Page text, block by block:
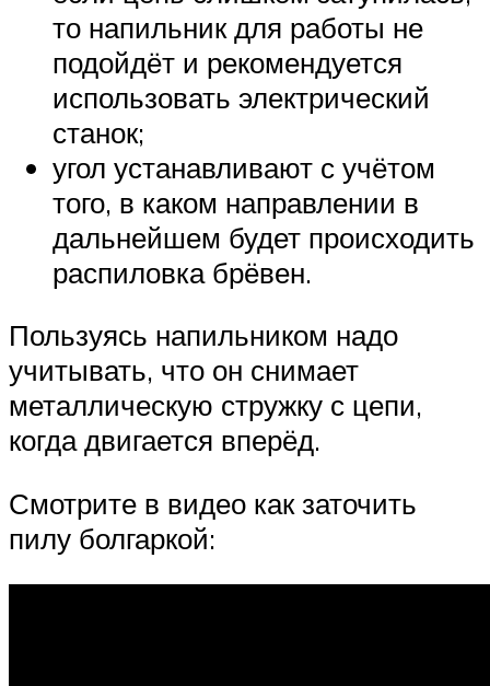
то напильник для работы не
подойдёт и рекомендуется
использовать электрический
станок;
угол устанавливают с учётом
того, в каком направлении в
дальнейшем будет происходить
распиловка брёвен.
Пользуясь напильником надо
учитывать, что он снимает
металлическую стружку с цепи,
когда двигается вперёд.
Смотрите в видео как заточить
пилу болгаркой: